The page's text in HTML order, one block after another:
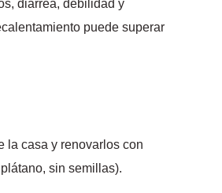
diarrea, debilidad y
puede superar
la casa y renovarlos con
sin semillas).